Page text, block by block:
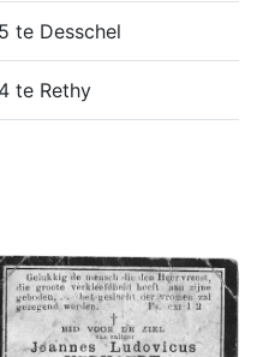
te Desschel
te Rethy